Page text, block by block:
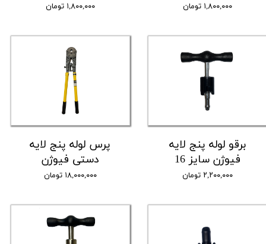
۱,۸۰۰,۰۰۰ تومان ۱,۸۰۰,۰۰۰ تومان
برقو لوله پنج لایه
فیوژن سایز 16
۲,۲۰۰,۰۰۰ تومان
پرس لوله پنج لایه
دستی فیوژن
۱۸,۰۰۰,۰۰۰ تومان